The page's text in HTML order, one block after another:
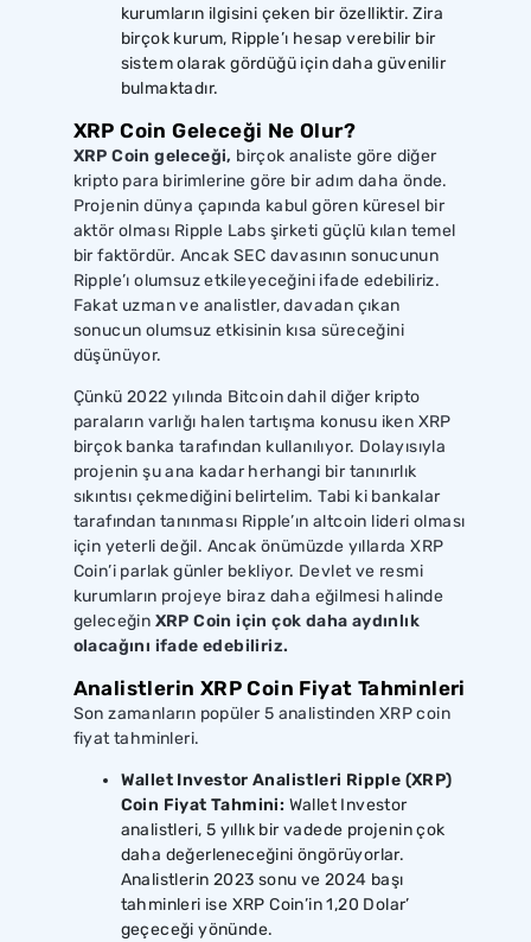
kurumların ilgisini çeken bir özelliktir. Zira
birçok kurum, Ripple’ı hesap verebilir bir
sistem olarak gördüğü için daha güvenilir
bulmaktadır.
XRP Coin Geleceği Ne Olur?
XRP Coin geleceği, birçok analiste göre diğer
kripto para birimlerine göre bir adım daha önde.
Projenin dünya çapında kabul gören küresel bir
aktör olması Ripple Labs şirketi güçlü kılan temel
bir faktördür. Ancak SEC davasının sonucunun
Ripple’ı olumsuz etkileyeceğini ifade edebiliriz.
Fakat uzman ve analistler, davadan çıkan
sonucun olumsuz etkisinin kısa süreceğini
düşünüyor.
Çünkü 2022 yılında Bitcoin dahil diğer kripto
paraların varlığı halen tartışma konusu iken XRP
birçok banka tarafından kullanılıyor. Dolayısıyla
projenin şu ana kadar herhangi bir tanınırlık
sıkıntısı çekmediğini belirtelim. Tabi ki bankalar
tarafından tanınması Ripple’ın altcoin lideri olması
için yeterli değil. Ancak önümüzde yıllarda XRP
Coin’i parlak günler bekliyor. Devlet ve resmi
kurumların projeye biraz daha eğilmesi halinde
geleceğin XRP Coin için çok daha aydınlık
olacağını ifade edebiliriz.
Analistlerin XRP Coin Fiyat Tahminleri
Son zamanların popüler 5 analistinden XRP coin
fiyat tahminleri.
Wallet Investor Analistleri Ripple (XRP)
Coin Fiyat Tahmini: Wallet Investor
analistleri, 5 yıllık bir vadede projenin çok
daha değerleneceğini öngörüyorlar.
Analistlerin 2023 sonu ve 2024 başı
tahminleri ise XRP Coin’in 1,20 Dolar’
geçeceği yönünde.